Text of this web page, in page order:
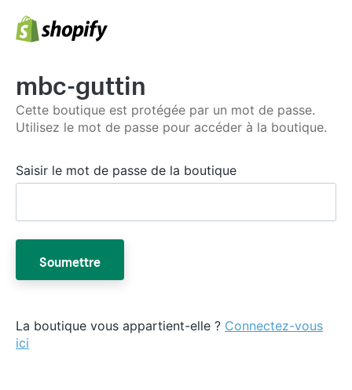
mbc-guttin
Cette boutique est protégée par un mot de passe.
Utilisez le mot de passe pour accéder à la boutique.
Saisir le mot de passe de la boutique
Soumettre
La boutique vous appartient-elle ? Connectez-vous
ici